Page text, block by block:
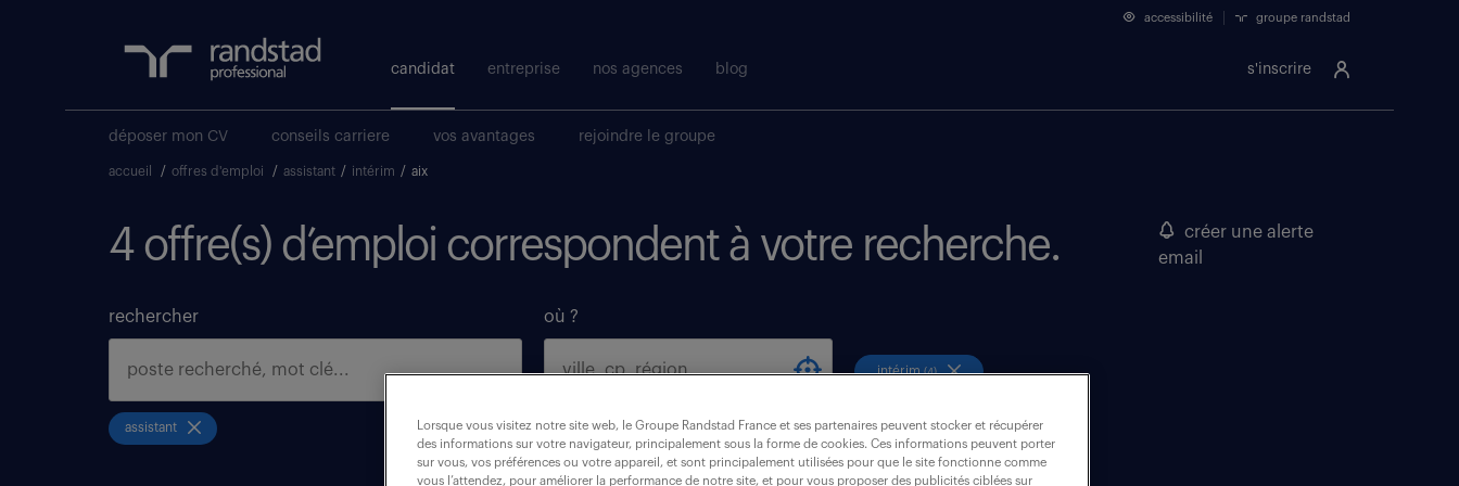
s'inscrire
accessibilité groupe randstad
candidat entreprise nos agences blog
déposer mon CV conseils carriere vos avantages rejoindre le groupe
accueil / offres d'emploi / assistant / intérim / aix
4 offre(s) d’emploi correspondent à votre recherche.
créer une alerte
email
rechercher
assistant
où ?
aix (en)
intérim(4)
Lorsque vous visitez notre site web, le Groupe Randstad France et ses partenaires peuvent stocker et récupérer
des informations sur votre navigateur, principalement sous la forme de cookies. Ces informations peuvent porter
sur vous, vos préférences ou votre appareil, et sont principalement utilisées pour que le site fonctionne comme
vous l’attendez, pour améliorer la performance de notre site, et pour vous proposer des publicités ciblées sur